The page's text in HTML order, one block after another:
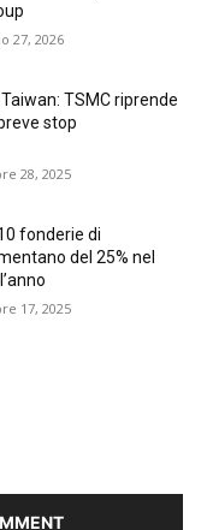
27, 2026
TSMC riprende
stop
28, 2025
fonderie di
del 25% nel
17, 2025